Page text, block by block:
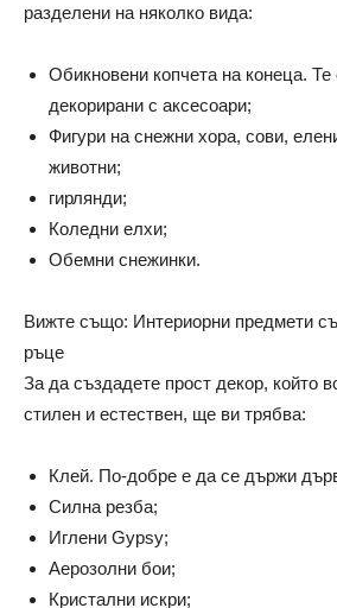
разделени на няколко вида:
Обикновени копчета на конеца.
декорирани с аксесоари;
Фигури на снежни хора, сови,
животни;
гирлянди;
Коледни елхи;
Обемни снежинки.
Вижте също: Интериорни предмети
ръце
За да създадете прост декор, който
стилен и естествен, ще ви трябва:
Клей. По-добре е да се държи
Силна резба;
Иглени Gypsy;
Аерозолни бои;
Кристални искри;